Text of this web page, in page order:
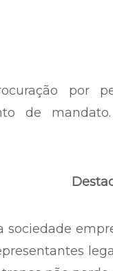
por
de
sociedade